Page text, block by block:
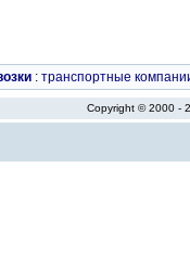
: транспортные
Copyright © 2000 -